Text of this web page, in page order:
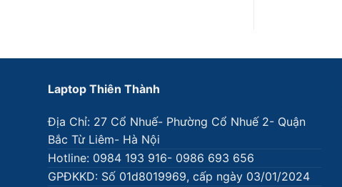
Laptop Thiên Thành
Địa Chỉ: 27 Cổ Nhuế- Phường Cổ Nhuế 2- Quận
Bắc Từ Liêm- Hà Nội
Hotline: 0984 193 916- 0986 693 656
GPĐKKD: Số 01d8019969, cấp ngày 03/01/2024